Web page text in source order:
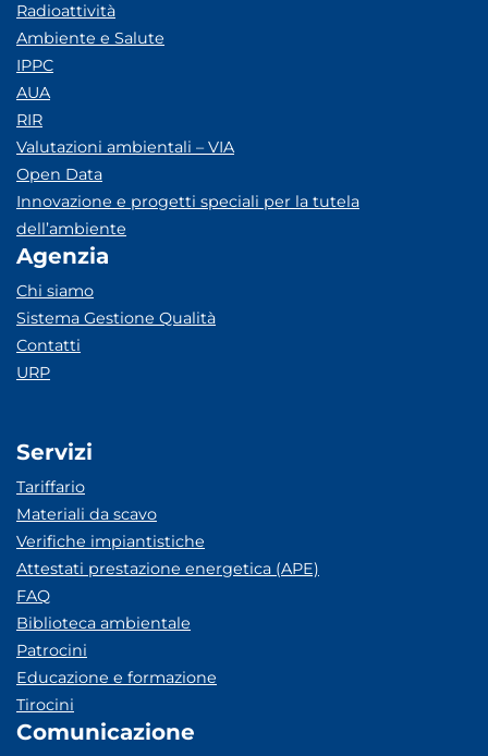
Radioattività
Ambiente e Salute
IPPC
AUA
RIR
Valutazioni ambientali – VIA
Open Data
Innovazione e progetti speciali per la tutela
dell’ambiente
Agenzia
Chi siamo
Sistema Gestione Qualità
Contatti
URP
Servizi
Tariffario
Materiali da scavo
Verifiche impiantistiche
Attestati prestazione energetica (APE)
FAQ
Biblioteca ambientale
Patrocini
Educazione e formazione
Tirocini
Comunicazione